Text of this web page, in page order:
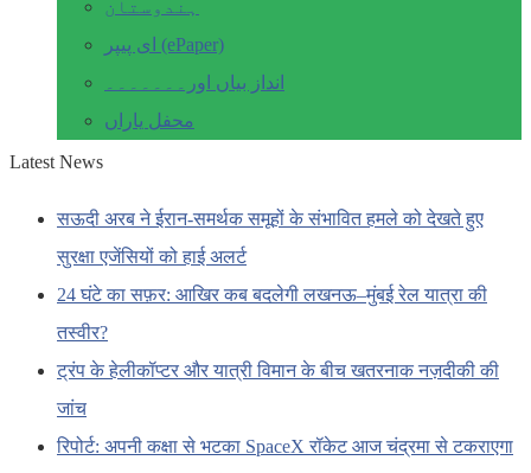
ہندوستان
ای پیپر (ePaper)
انداز بیاں اور۔۔۔۔۔۔۔
محفل یاراں
Latest News
सऊदी अरब ने ईरान-समर्थक समूहों के संभावित हमले को देखते हुए
सुरक्षा एजेंसियों को हाई अलर्ट
24 घंटे का सफ़र: आखिर कब बदलेगी लखनऊ–मुंबई रेल यात्रा की
तस्वीर?
ट्रंप के हेलीकॉप्टर और यात्री विमान के बीच खतरनाक नज़दीकी की
जांच
रिपोर्ट: अपनी कक्षा से भटका SpaceX रॉकेट आज चंद्रमा से टकराएगा